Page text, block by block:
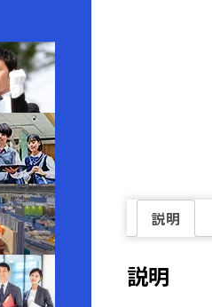
説明
説明